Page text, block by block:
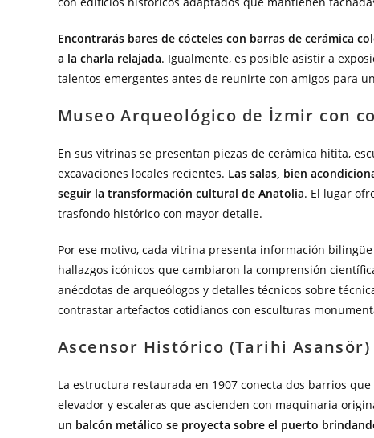
Encontrarás bares de cócteles con barras de cerámica
a la charla relajada. Igualmente, es posible asistir a
talentos emergentes antes de reunirte con amigos para
Museo Arqueológico de İzmir con
En sus vitrinas se presentan piezas de cerámica hitita,
excavaciones locales recientes. Las salas, bien
seguir la transformación cultural de Anatolia. El lugar
trasfondo histórico con mayor detalle.
Por ese motivo, cada vitrina presenta información
hallazgos icónicos que cambiaron la comprensión
anécdotas de arqueólogos y detalles técnicos sobre
contrastar artefactos cotidianos con esculturas
Ascensor Histórico (Tarihi
La estructura restaurada en 1907 conecta dos barrios
elevador y escaleras que ascienden con maquinaria
un balcón metálico se proyecta sobre el puerto